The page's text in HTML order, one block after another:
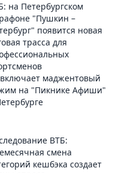
на Петербургском
"Пушкин –
появится новая
трасса для
маджентовый
на "Пикнике Афиши"
ВТБ:
смена
кешбэка создает